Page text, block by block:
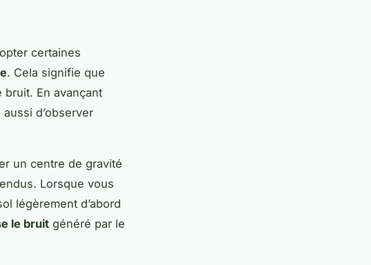
certaines
. Cela signifie que
En avançant
d’observer
un centre de gravité
Lorsque vous
légèrement d’abord
le bruit généré par le